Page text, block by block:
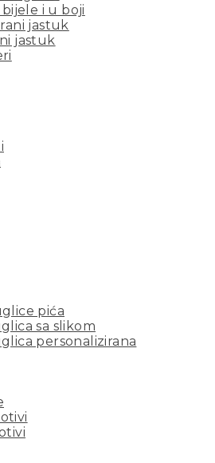
bijele i u boji
jastuk
jastuk
pića
sa slikom
personalizirana